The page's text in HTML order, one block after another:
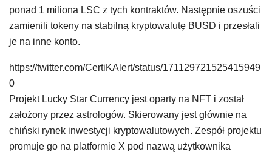
ponad 1 miliona LSC z tych kontraktów. Następnie oszuści
zamienili tokeny na stabilną kryptowalutę BUSD i przesłali
je na inne konto.
https://twitter.com/CertiKAlert/status/171129721525415949
0
Projekt Lucky Star Currency jest oparty na NFT i został
założony przez astrologów. Skierowany jest głównie na
chiński rynek inwestycji kryptowalutowych. Zespół projektu
promuje go na platformie X pod nazwą użytkownika